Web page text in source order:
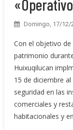
Domingo, 17/12/
Con el objetivo de
patrimonio
Huixuqilucan
15 de diciembre
seguridad en las
comerciales y
habitacionales y